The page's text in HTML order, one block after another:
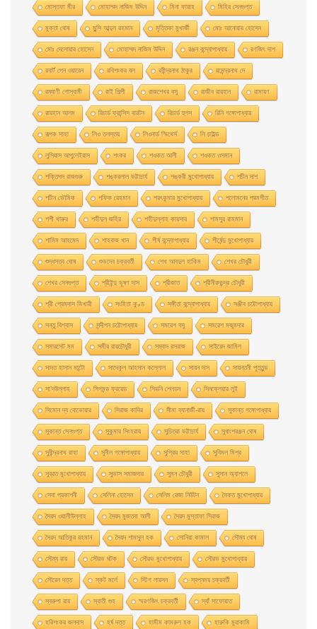
মােস্তফা মীর মােহাম্মদ নাজিম উদ্দিন মিনা ফারাহ মিহির সেনগুপ্ত
মুক্তা ঘোষ মুন্সি আব্দুল রহমান মৃত্তিকা মুখার্জী মোঃ আনোয়ার হোসেন
মোঃ দেলোয়ার হােসেন মোহাম্মদ নাজিম উদ্দিন রঞ্জন বন্দ্যোপাধ্যায় রণজিৎ দাশ
রবার্ট পেন ওয়ারেন রবিশংকর বল রবীন্দ্রনাথ ঠাকুর রমেন্দ্রনাথ দে
রম্যাণী গোস্বামী রাই শিল্পী রাজশেখর বসু রাজীব রায়হান রামায়ণ
রায়হান আলম রিচার্ড ফ্রান্সিস বারটন রিচার্ড হুগস রিনি গঙ্গোপাধ্যায়
রূপক সাহা লিও তলস্তয় লিওনার্ড স্মিথের্স লি চাইল্ড
লুসিয়াস আপুলেইয়াস শংকর শওকত আলী শওকত ওসমান
শক্তিপদ রাজগুরু শঙ্করলাল ভট্টাচার্য শঙ্করী মুখােপাধ্যায় শচীন দাশ
শচীন ভৌমিক শফিক রেহমান শরৎকুমার মুখোপাধ্যায় শলোমনের পরমগীত
শশী থারুর শহীদুল জহির শহীদুল্লাহ কায়সার শামসুর রাহমান
শামিম আহমেদ শাহবাজ খান শীর্ষ বন্দ্যোপাধ্যায় শীর্ষেন্দু মুখোপাধ্যায়
শুদ্ধসত্ব ঘোষ শুভদেব চক্রবর্তী শেখ আবদুল হাকিম শেখর চৌধুরী
শেখর সেনগুপ্ত শ্রীইন্দু ভূষণ দাস শ্রীজাত শ্রীনীরদচন্দ্র চৌধুরী
শ্রী প্রেমদাস ভিখারী সংহিতা কুণ্ড সঙ্গীতা বন্দ্যোপাধ্যায় সঞ্জীব চট্টোপাধ্যায়
সন্তু বিশ্বাস সন্দীপন চট্টোপাধ্যায় সমরেশ বসু সমরেশ মজুমদার
সমারসেট মম সমীর রায়চৌধুরী সম্বাদ রসরাজ সাইয়েদ জামিল
সাদত হাসান মান্টো সাদেকুল আহসান কল্লোল সায়ন দাস সায়ন্তনী পূততুন্ড
সা’দউল্লাহ সিগমন্ড ফ্রয়েড সিডনি শেলডন সিনক্লেয়ার লুই
সিমোন দ্য বোভোয়ার সিরাজ কাদির সীমা ব্যানার্জী-রায় সুকান্ত গঙ্গোপাধ্যায়
সুকান্ত সেনগুপ্ত সুকুমার সিংহরায় সুচিত্রা ভট্টাচার্য সুধাংশরঞ্জন ঘোষ
সুধীন্দ্রনাথ রাহা সুনীল গঙ্গোপাধ্যায় সুপ্রিয় সাহা সুবিমল মিশ্র
সুব্রত মুখোপাধ্যায় সুভাস সমাজদার সুমন চৌধুরী সুসান অ্যাশলে
সেবা প্রকাশনী সেলিনা হােসেন সেলিম রেজা নিউটন সৈকত মুখোপাধ্যায়
সৈয়দ ওয়ালীউল্লাহ সৈয়দ মুজতবা আলী সৈয়দ মুস্তাফা সিরাজ
সৈয়দ আতিকুর রহমান সৈয়দ শামসুল হক সোনিয়া কামাল সৌম্য ঘােষ
সৌম্য রায় সৌরভ ঘটক সৌরভ মুখােপাধ্যায় সৌরভ মুখোপাধ্যায়
সৌরেন দত্ত স্কট মর্লে স্টিগ লারসন স্বপ্নময় চক্রবর্তী
স্বরুপা রায় স্বাতী গুহ স্মরণজিৎ চক্রবর্তী স্যাঁ সাফোয়াত
হরিশংকর জলদাস হর্ষ দত্ত হামীম কামরুল হক হারুকি মুরাকামি